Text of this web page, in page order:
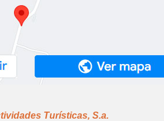
Turísticas, S.a.